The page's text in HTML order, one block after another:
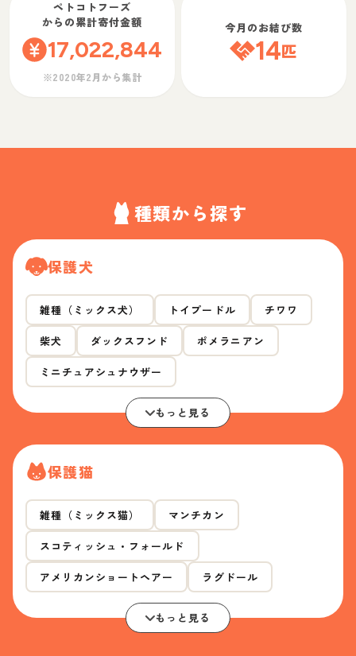
ペトコトフーズ
からの累計寄付金額
17,022,844
※2020年2月から集計
今月のお結び数
14匹
種類から探す
保護犬
雑種（ミックス犬） トイプードル チワワ
柴犬 ダックスフンド ポメラニアン
ミニチュアシュナウザー
もっと見る
保護猫
雑種（ミックス猫） マンチカン
スコティッシュ・フォールド
アメリカンショートヘアー ラグドール
もっと見る